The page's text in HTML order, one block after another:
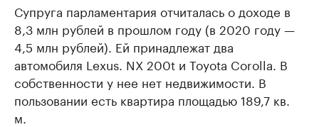
Супруга парламентария отчиталась о доходе в
8,3 млн рублей в прошлом году (в 2020 году —
4,5 млн рублей). Ей принадлежат два
автомобиля Lexus. NX 200t и Toyota Corolla. В
собственности у нее нет недвижимости. В
пользовании есть квартира площадью 189,7 кв.
м.